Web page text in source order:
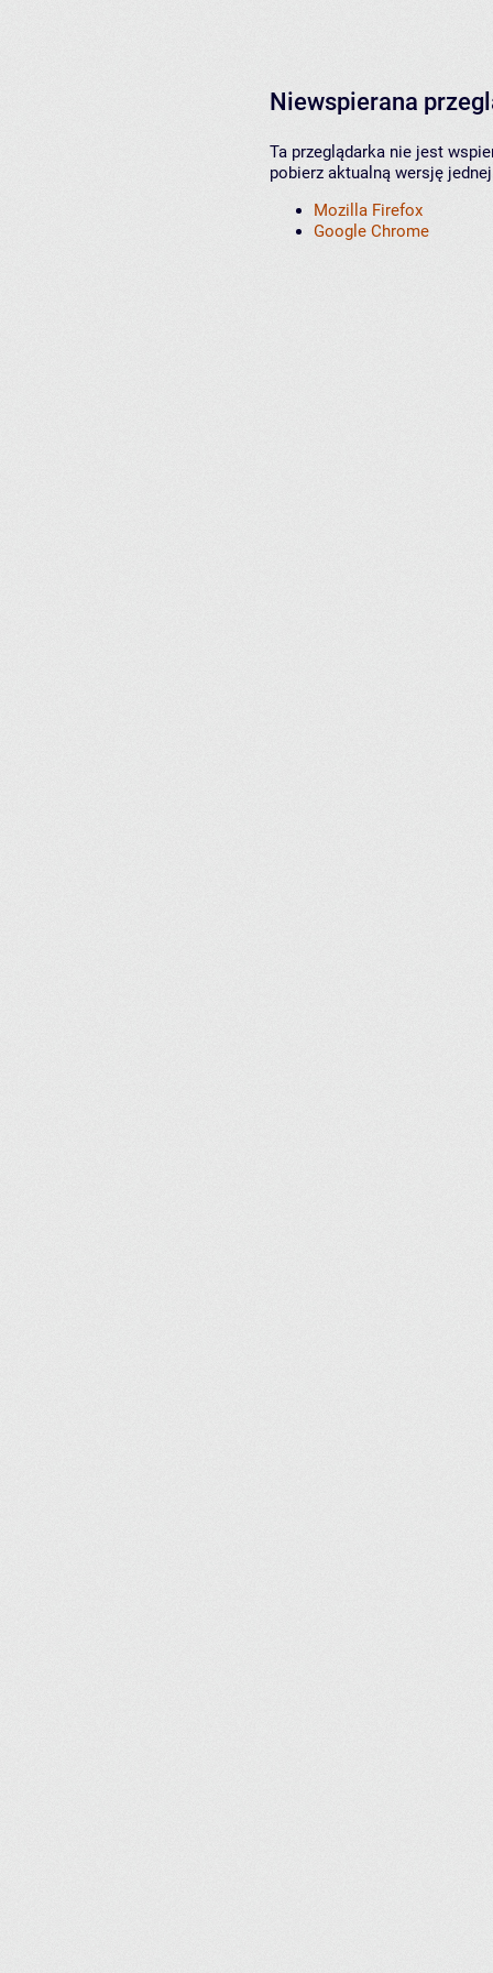
Niewspierana
Ta przeglądarka nie jest
pobierz aktualną wersję
Mozilla Firefox
Google Chrome